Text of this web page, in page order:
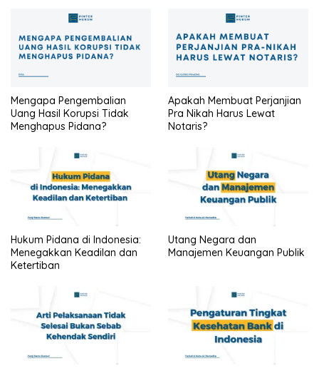
Mengapa Pengembalian
Uang Hasil Korupsi Tidak
Menghapus Pidana?
Apakah Membuat Perjanjian
Pra Nikah Harus Lewat
Notaris?
Hukum Pidana di Indonesia:
Menegakkan Keadilan dan
Ketertiban
Utang Negara dan
Manajemen Keuangan Publik